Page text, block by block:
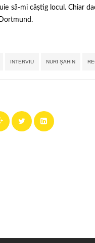
să-mi câștig locul. Chiar
INTERVIU NURI ȘAHIN